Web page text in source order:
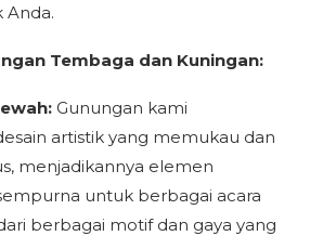
Anda.
Tembaga dan Kuningan:
Gunungan kami
artistik yang memukau dan
menjadikannya elemen
untuk berbagai acara
berbagai motif dan gaya yang